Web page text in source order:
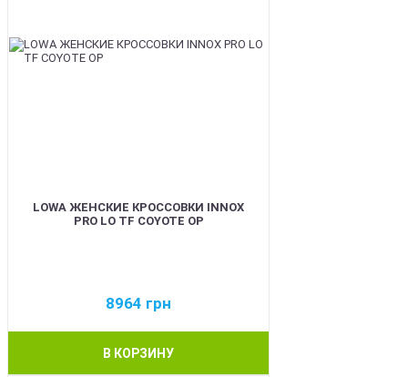
LOWA ЖЕНСКИЕ КРОССОВКИ INNOX
PRO LO TF COYOTE OP
8964 грн
В КОРЗИНУ